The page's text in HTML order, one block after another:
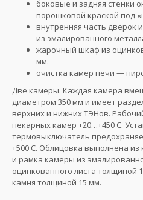
боковые и задняя стенки
порошковой краской под
внутренняя часть дверок
из эмалированного
жарочный шкаф из
мм.
очистка камер печи —
Две камеры. Каждая камера
диаметром 350 мм и имеет
верхних и нижних ТЭНов.
пекарных камер +20…+450 С.
термовыключатель
+500 С. Облицовка выполнена
и рамка камеры из
оцинкованного листа толщиной
камня толщиной 15 мм.